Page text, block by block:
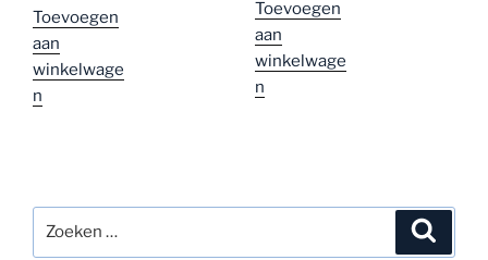
Toevoegen
aan
winkelwage
n
Toevoegen
aan
winkelwage
n
naar: